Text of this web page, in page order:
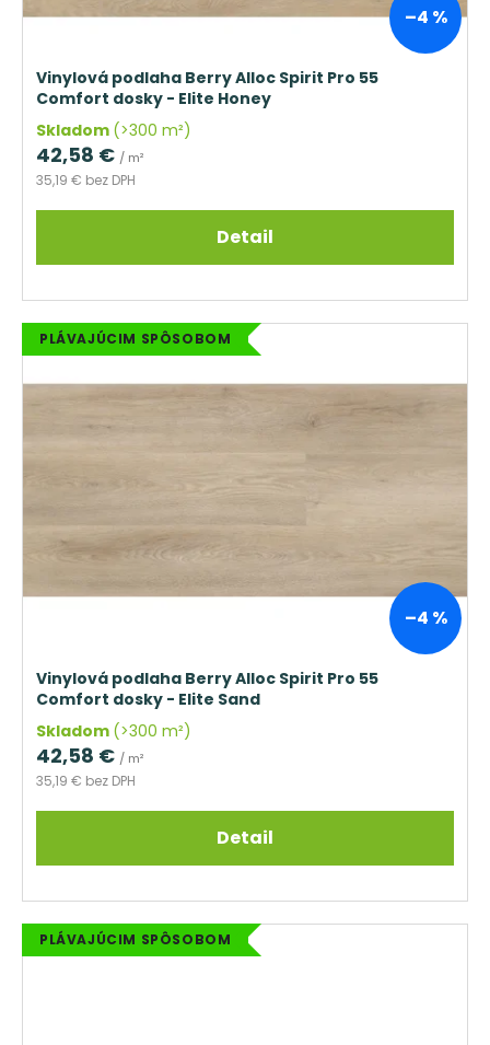
–4 %
Vinylová podlaha Berry Alloc Spirit Pro 55
Comfort dosky - Elite Honey
Skladom (>300 m²)
35,19 € bez DPH
42,58 € / m²
Detail
PLÁVAJÚCIM SPÔSOBOM
–4 %
Vinylová podlaha Berry Alloc Spirit Pro 55
Comfort dosky - Elite Sand
Skladom (>300 m²)
35,19 € bez DPH
42,58 € / m²
Detail
PLÁVAJÚCIM SPÔSOBOM